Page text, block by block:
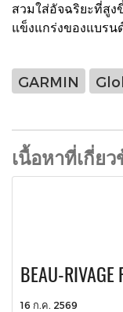
สวมใส่อัจฉริยะที่สูง
แข็งแกร่งของแบร
GARMIN
เนื้อหาที่เกี่ยว
BEAU-RIVAGE
16 ก.ค. 2569